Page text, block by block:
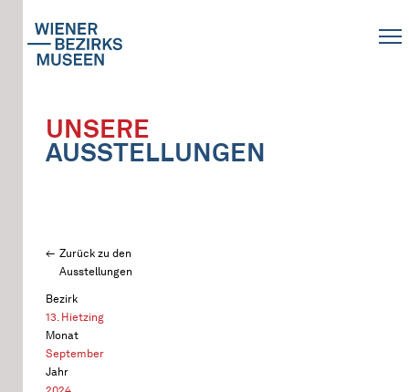
UNSERE
AUSSTELLUNGEN
Zurück zu den
Ausstellungen
Bezirk
13. Hietzing
Monat
September
Jahr